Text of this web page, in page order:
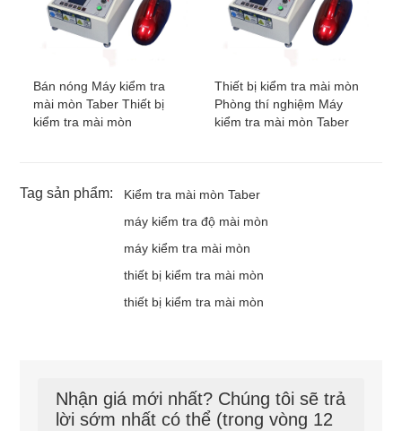
Bán nóng Máy kiểm tra
mài mòn Taber Thiết bị
kiểm tra mài mòn
Thiết bị kiểm tra mài mòn
Phòng thí nghiệm Máy
kiểm tra mài mòn Taber
Tag sản phẩm:
Kiểm tra mài mòn Taber
máy kiểm tra độ mài mòn
máy kiểm tra mài mòn
thiết bị kiểm tra mài mòn
thiết bị kiểm tra mài mòn
Nhận giá mới nhất? Chúng tôi sẽ trả
lời sớm nhất có thể (trong vòng 12